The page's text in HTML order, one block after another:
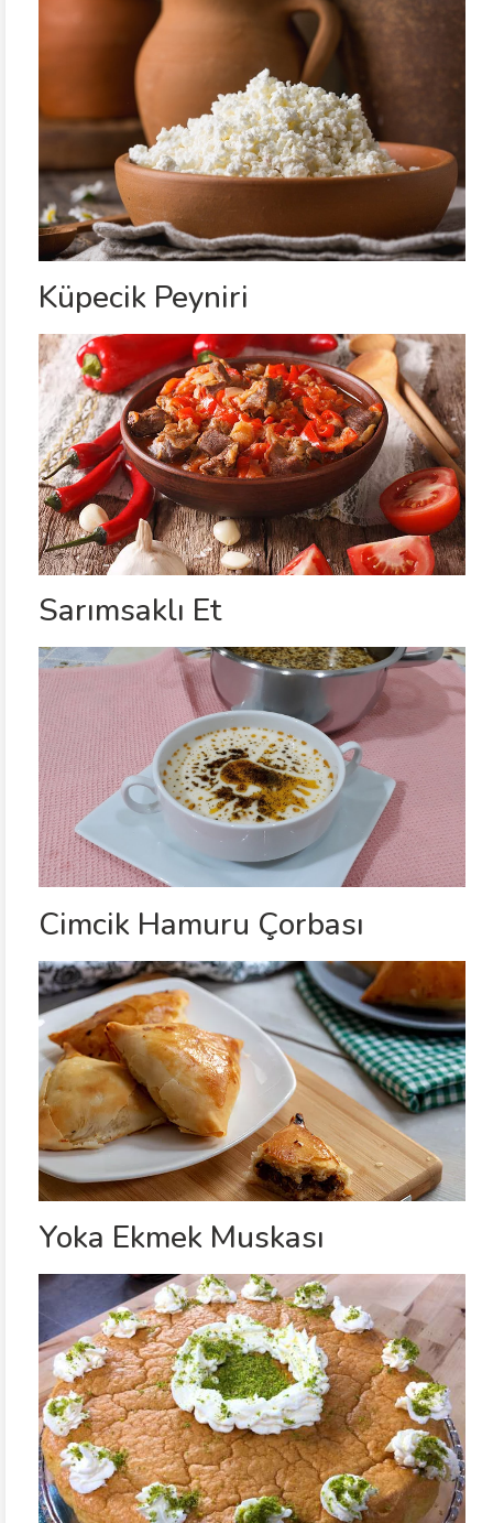
Küpecik Peyniri
Sarımsaklı Et
Cimcik Hamuru Çorbası
Yoka Ekmek Muskası